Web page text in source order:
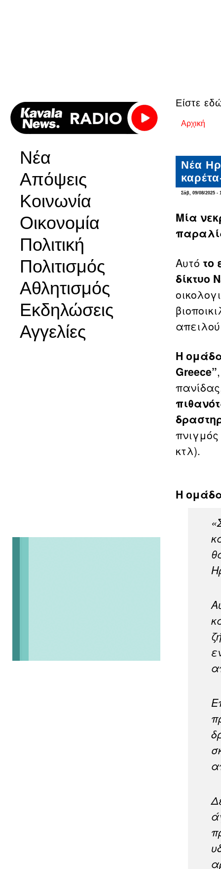
Νέα
Απόψεις
Κοινωνία
Οικονομία
Πολιτική
Πολιτισμός
Αθλητισμός
Εκδηλώσεις
Αγγελίες
Είστε
Αρχική
Νέα
Σάβ, 09/08/2025 -
Μία
Αυτό το
δίκτυο
Η ομάδα
Greece”
κτλ).
Η